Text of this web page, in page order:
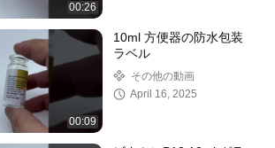
00:26
00:09
10ml 方便器の防水包装
ラベル
その他の動画
April 16, 2025